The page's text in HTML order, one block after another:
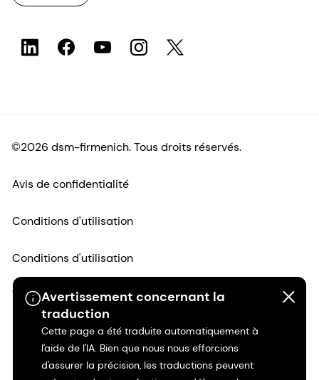
Avertissement concernant la
traduction
Cette page a été traduite automatiquement à
l'aide de l'IA. Bien que nous nous efforcions
d'assurer la précision, les traductions peuvent
©2026 dsm-firmenich. Tous droits réservés.
Avis de confidentialité
Conditions d'utilisation
Conditions d'utilisation
Transparence en Californie
Déclaration d'accessibilité
Informations juridiques